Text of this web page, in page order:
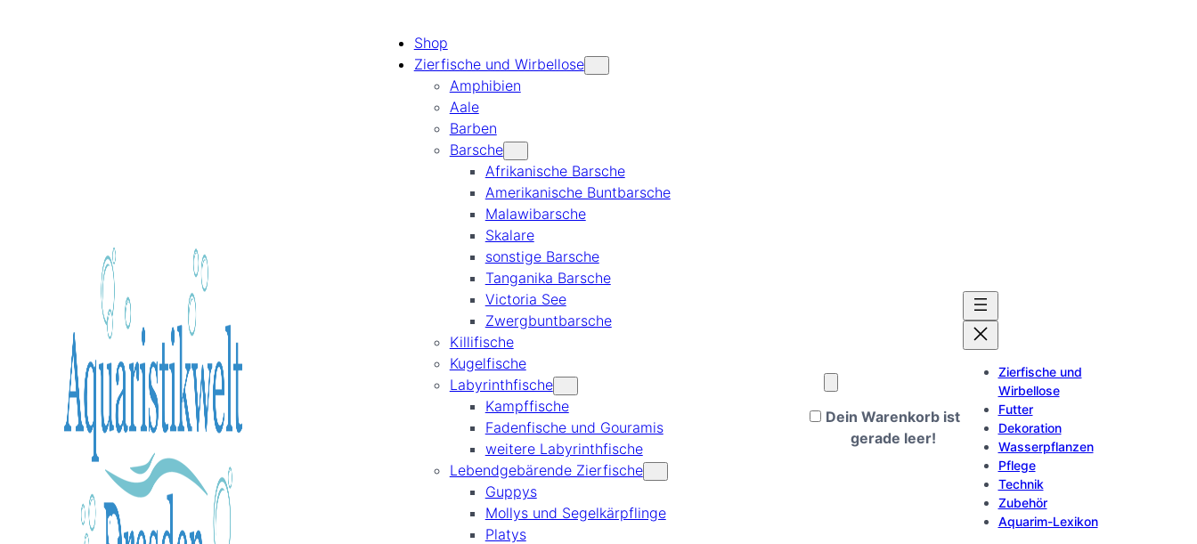
Shop
Zierfische und Wirbellose
Amphibien
Aale
Barben
Barsche
Afrikanische Barsche
Amerikanische Buntbarsche
Malawibarsche
Skalare
sonstige Barsche
Tanganika Barsche
Victoria See
Zwergbuntbarsche
Killifische
Kugelfische
Labyrinthfische
Kampffische
Fadenfische und Gouramis
weitere Labyrinthfische
Lebendgebärende Zierfische
Guppys
Mollys und Segelkärpflinge
Platys
Dein Warenkorb ist
gerade leer!
Zierfische und
Wirbellose
Futter
Dekoration
Wasserpflanzen
Pflege
Technik
Zubehör
Aquarim-Lexikon